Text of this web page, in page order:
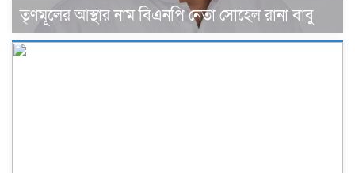
তৃণমূলের আস্থার নাম বিএনপি নেতা সোহেল রানা বাবু